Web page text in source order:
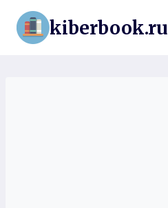
Перейти
содержимому
kiberbook.ru